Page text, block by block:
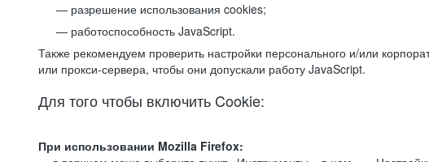
разрешение использования cookies;
работоспособность JavaScript.
Также рекомендуем проверить настройки персонального и/или
или прокси-сервера, чтобы они допускали работу JavaScript.
Для того чтобы включить Cookie:
При использовании Mozilla Firefox: